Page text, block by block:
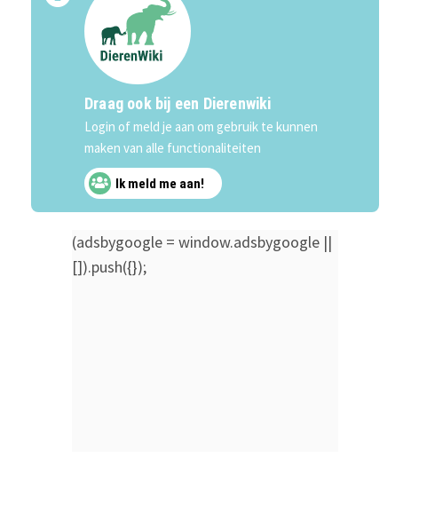
Draag ook bij een Dierenwiki
Login of meld je aan om gebruik te kunnen
maken van alle functionaliteiten
Ik meld me aan!
(adsbygoogle = window.adsbygoogle ||
[]).push({});